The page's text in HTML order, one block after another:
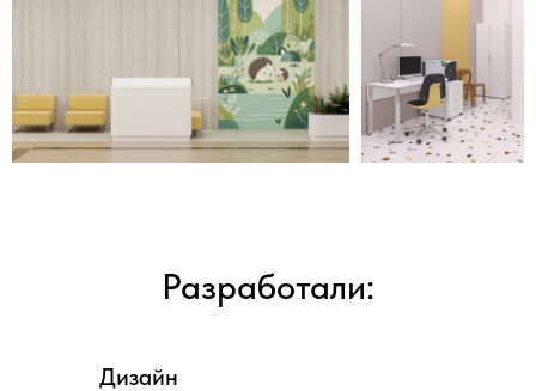
Разработали:
Дизайн